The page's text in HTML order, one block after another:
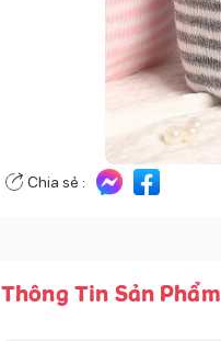
Chia sẻ :
Thông Tin Sản Phẩm